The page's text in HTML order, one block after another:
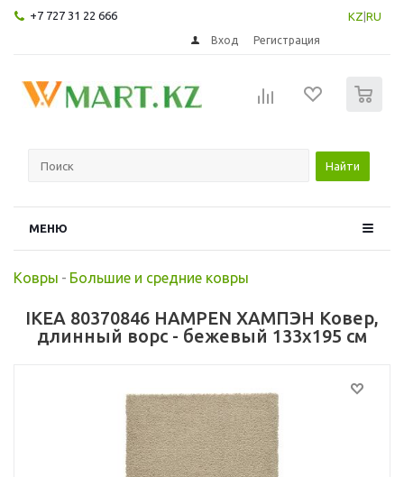
+7 727 31 22 666 KZ RU
Вход Регистрация
Найти
МЕНЮ
Ковры - Большие и средние ковры
IKEA 80370846 HAMPEN ХАМПЭН Ковер,
длинный ворс - бежевый 133x195 см